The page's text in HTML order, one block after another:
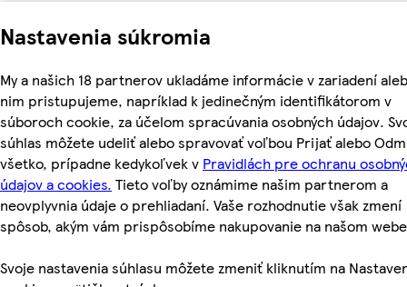
Nastavenia súkromia
My a našich 18 partnerov ukladáme informácie v zariadení
nim pristupujeme, napríklad k jedinečným identifikátorom v
súboroch cookie, za účelom spracúvania osobných údajov.
súhlas môžete udeliť alebo spravovať voľbou Prijať alebo
všetko, prípadne kedykoľvek v Pravidlách pre ochranu
údajov a cookies. Tieto voľby oznámime našim partnerom a
neovplyvnia údaje o prehliadaní. Vaše rozhodnutie však zmení
spôsob, akým vám prispôsobíme nakupovanie na našom
Svoje nastavenia súhlasu môžete zmeniť kliknutím na